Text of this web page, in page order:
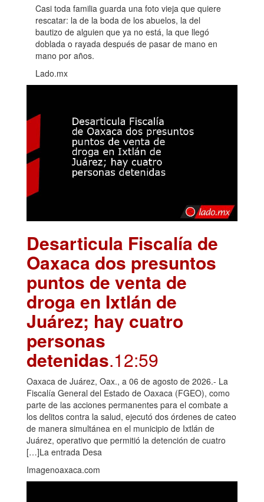
Casi toda familia guarda una foto vieja que quiere
rescatar: la de la boda de los abuelos, la del
bautizo de alguien que ya no está, la que llegó
doblada o rayada después de pasar de mano en
mano por años.
Lado.mx
Desarticula Fiscalía de
Oaxaca dos presuntos
puntos de venta de
droga en Ixtlán de
Juárez; hay cuatro
personas
detenidas.12:59
Oaxaca de Juárez, Oax., a 06 de agosto de 2026.- La
Fiscalía General del Estado de Oaxaca (FGEO), como
parte de las acciones permanentes para el combate a
los delitos contra la salud, ejecutó dos órdenes de cateo
de manera simultánea en el municipio de Ixtlán de
Juárez, operativo que permitió la detención de cuatro
[…]La entrada Desa
Imagenoaxaca.com